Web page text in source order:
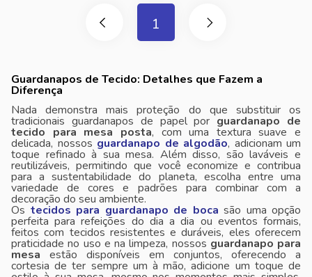
1
Guardanapos de Tecido: Detalhes que Fazem a
Diferença
Nada demonstra mais proteção do que substituir os
tradicionais guardanapos de papel por guardanapo de
tecido para mesa posta, com uma textura suave e
delicada, nossos guardanapo de algodão, adicionam um
toque refinado à sua mesa. Além disso, são laváveis ​​e
reutilizáveis, permitindo que você economize e contribua
para a sustentabilidade do planeta, escolha entre uma
variedade de cores e padrões para combinar com a
decoração do seu ambiente.
Os tecidos para guardanapo de boca são uma opção
perfeita para refeições do dia a dia ou eventos formais,
feitos com tecidos resistentes e duráveis, eles oferecem
praticidade no uso e na limpeza, nossos guardanapo para
mesa estão disponíveis em conjuntos, oferecendo a
cortesia de ter sempre um à mão, adicione um toque de